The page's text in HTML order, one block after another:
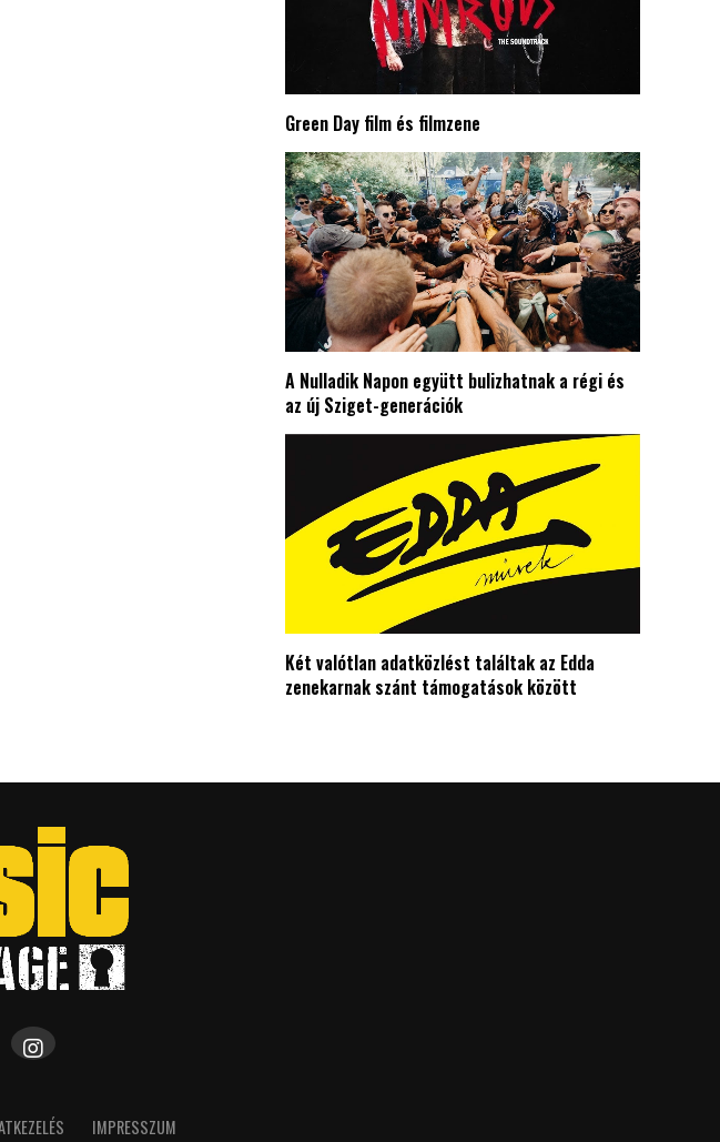
Green Day film és filmzene
A Nulladik Napon együtt bulizhatnak a régi és
az új Sziget-generációk
Két valótlan adatközlést találtak az Edda
zenekarnak szánt támogatások között
IMPRESSZUM